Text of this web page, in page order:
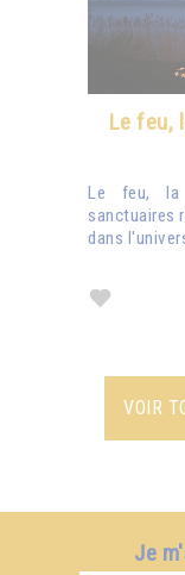
Le feu,
Le feu, la
sanctuaires
dans
VOIR
Je